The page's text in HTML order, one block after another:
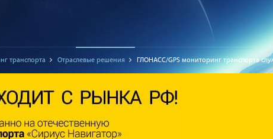
транспорта Отраслевые решения ГЛОНАСС/GPS мониторинг транспорта